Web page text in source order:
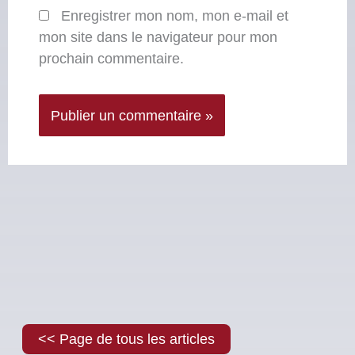
Enregistrer mon nom, mon e-mail et
mon site dans le navigateur pour mon
prochain commentaire.
<< Page de tous les articles